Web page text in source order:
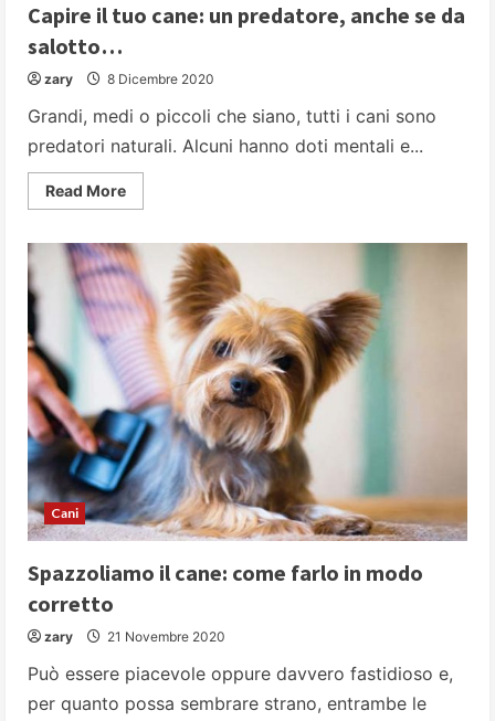
Capire il tuo cane: un predatore, anche se da
salotto…
zary 8 Dicembre 2020
Grandi, medi o piccoli che siano, tutti i cani sono
predatori naturali. Alcuni hanno doti mentali e...
Read MoreRead
more
il
tuo
cane:
un
predatore,
anche
se
salotto…
Cani
Spazzoliamo il cane: come farlo in modo
corretto
zary 21 Novembre 2020
Può essere piacevole oppure davvero fastidioso e,
per quanto possa sembrare strano, entrambe le